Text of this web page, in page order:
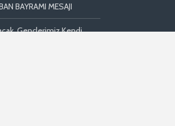
BAYRAMI MESAJI
Gençlerimiz Kendi